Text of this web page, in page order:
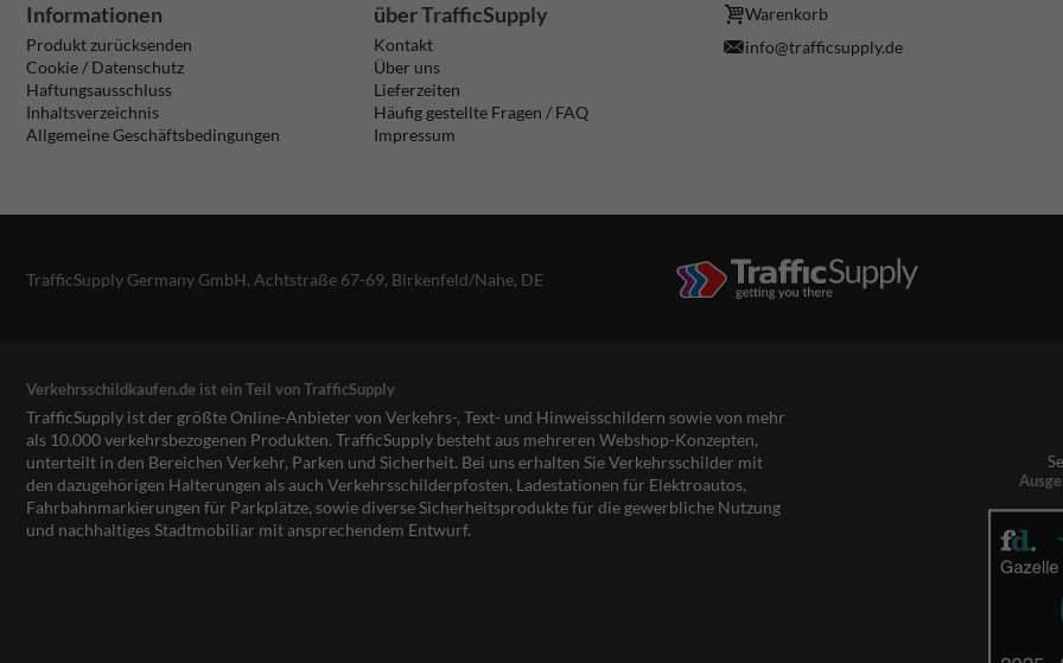
Informationen
Produkt zurücksenden
Cookie / Datenschutz
Haftungsausschluss
Inhaltsverzeichnis
Allgemeine Geschäftsbedingungen
über TrafficSupply
Kontakt
Über uns
Lieferzeiten
Häufig gestellte Fragen / FAQ
Impressum
Warenkorb
info@trafficsupply.de
TrafficSupply Germany GmbH, Achtstraße 67-69, Birkenfeld/Nahe, DE
Verkehrsschildkaufen.de ist ein Teil von TrafficSupply
TrafficSupply ist der größte Online-Anbieter von Verkehrs-, Text- und Hinweisschildern sowie von mehr
als 10.000 verkehrsbezogenen Produkten. TrafficSupply besteht aus mehreren Webshop-Konzepten,
unterteilt in den Bereichen Verkehr, Parken und Sicherheit. Bei uns erhalten Sie Verkehrsschilder mit
den dazugehörigen Halterungen als auch Verkehrsschilderpfosten, Ladestationen für Elektroautos,
Fahrbahnmarkierungen für Parkplätze, sowie diverse Sicherheitsprodukte für die gewerbliche Nutzung
und nachhaltiges Stadtmobiliar mit ansprechendem Entwurf.